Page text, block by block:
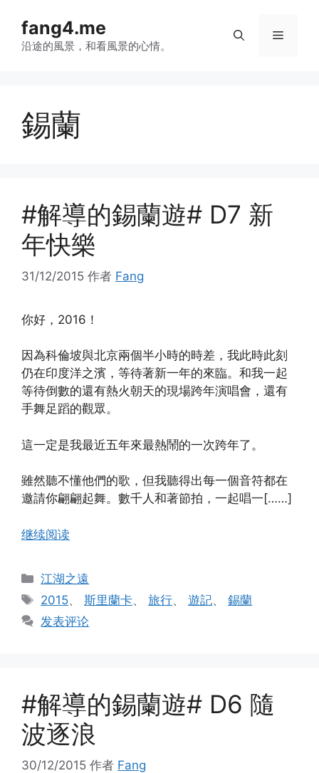
fang4.me
沿途的風景，和看風景的心情。
菜
錫蘭
#解導的錫蘭遊# D7 新
年快樂
31/12/2015 作者 Fang
你好，2016！
因為科倫坡與北京兩個半小時的時差，我此時此刻
仍在印度洋之濱，等待著新一年的來臨。和我一起
等待倒數的還有熱火朝天的現場跨年演唱會，還有
手舞足蹈的觀眾。
這一定是我最近五年來最熱鬧的一次跨年了。
雖然聽不懂他們的歌，但我聽得出每一個音符都在
邀請你翩翩起舞。數千人和著節拍，一起唱一[……]
继续阅读
分
类
江湖之遠
标
签
2015、斯里蘭卡、旅行、遊記、錫蘭
发表评论
#解導的錫蘭遊# D6 隨
波逐浪
30/12/2015 作者 Fang